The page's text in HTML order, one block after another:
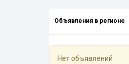
Объявления в регионе
Нет объявлений